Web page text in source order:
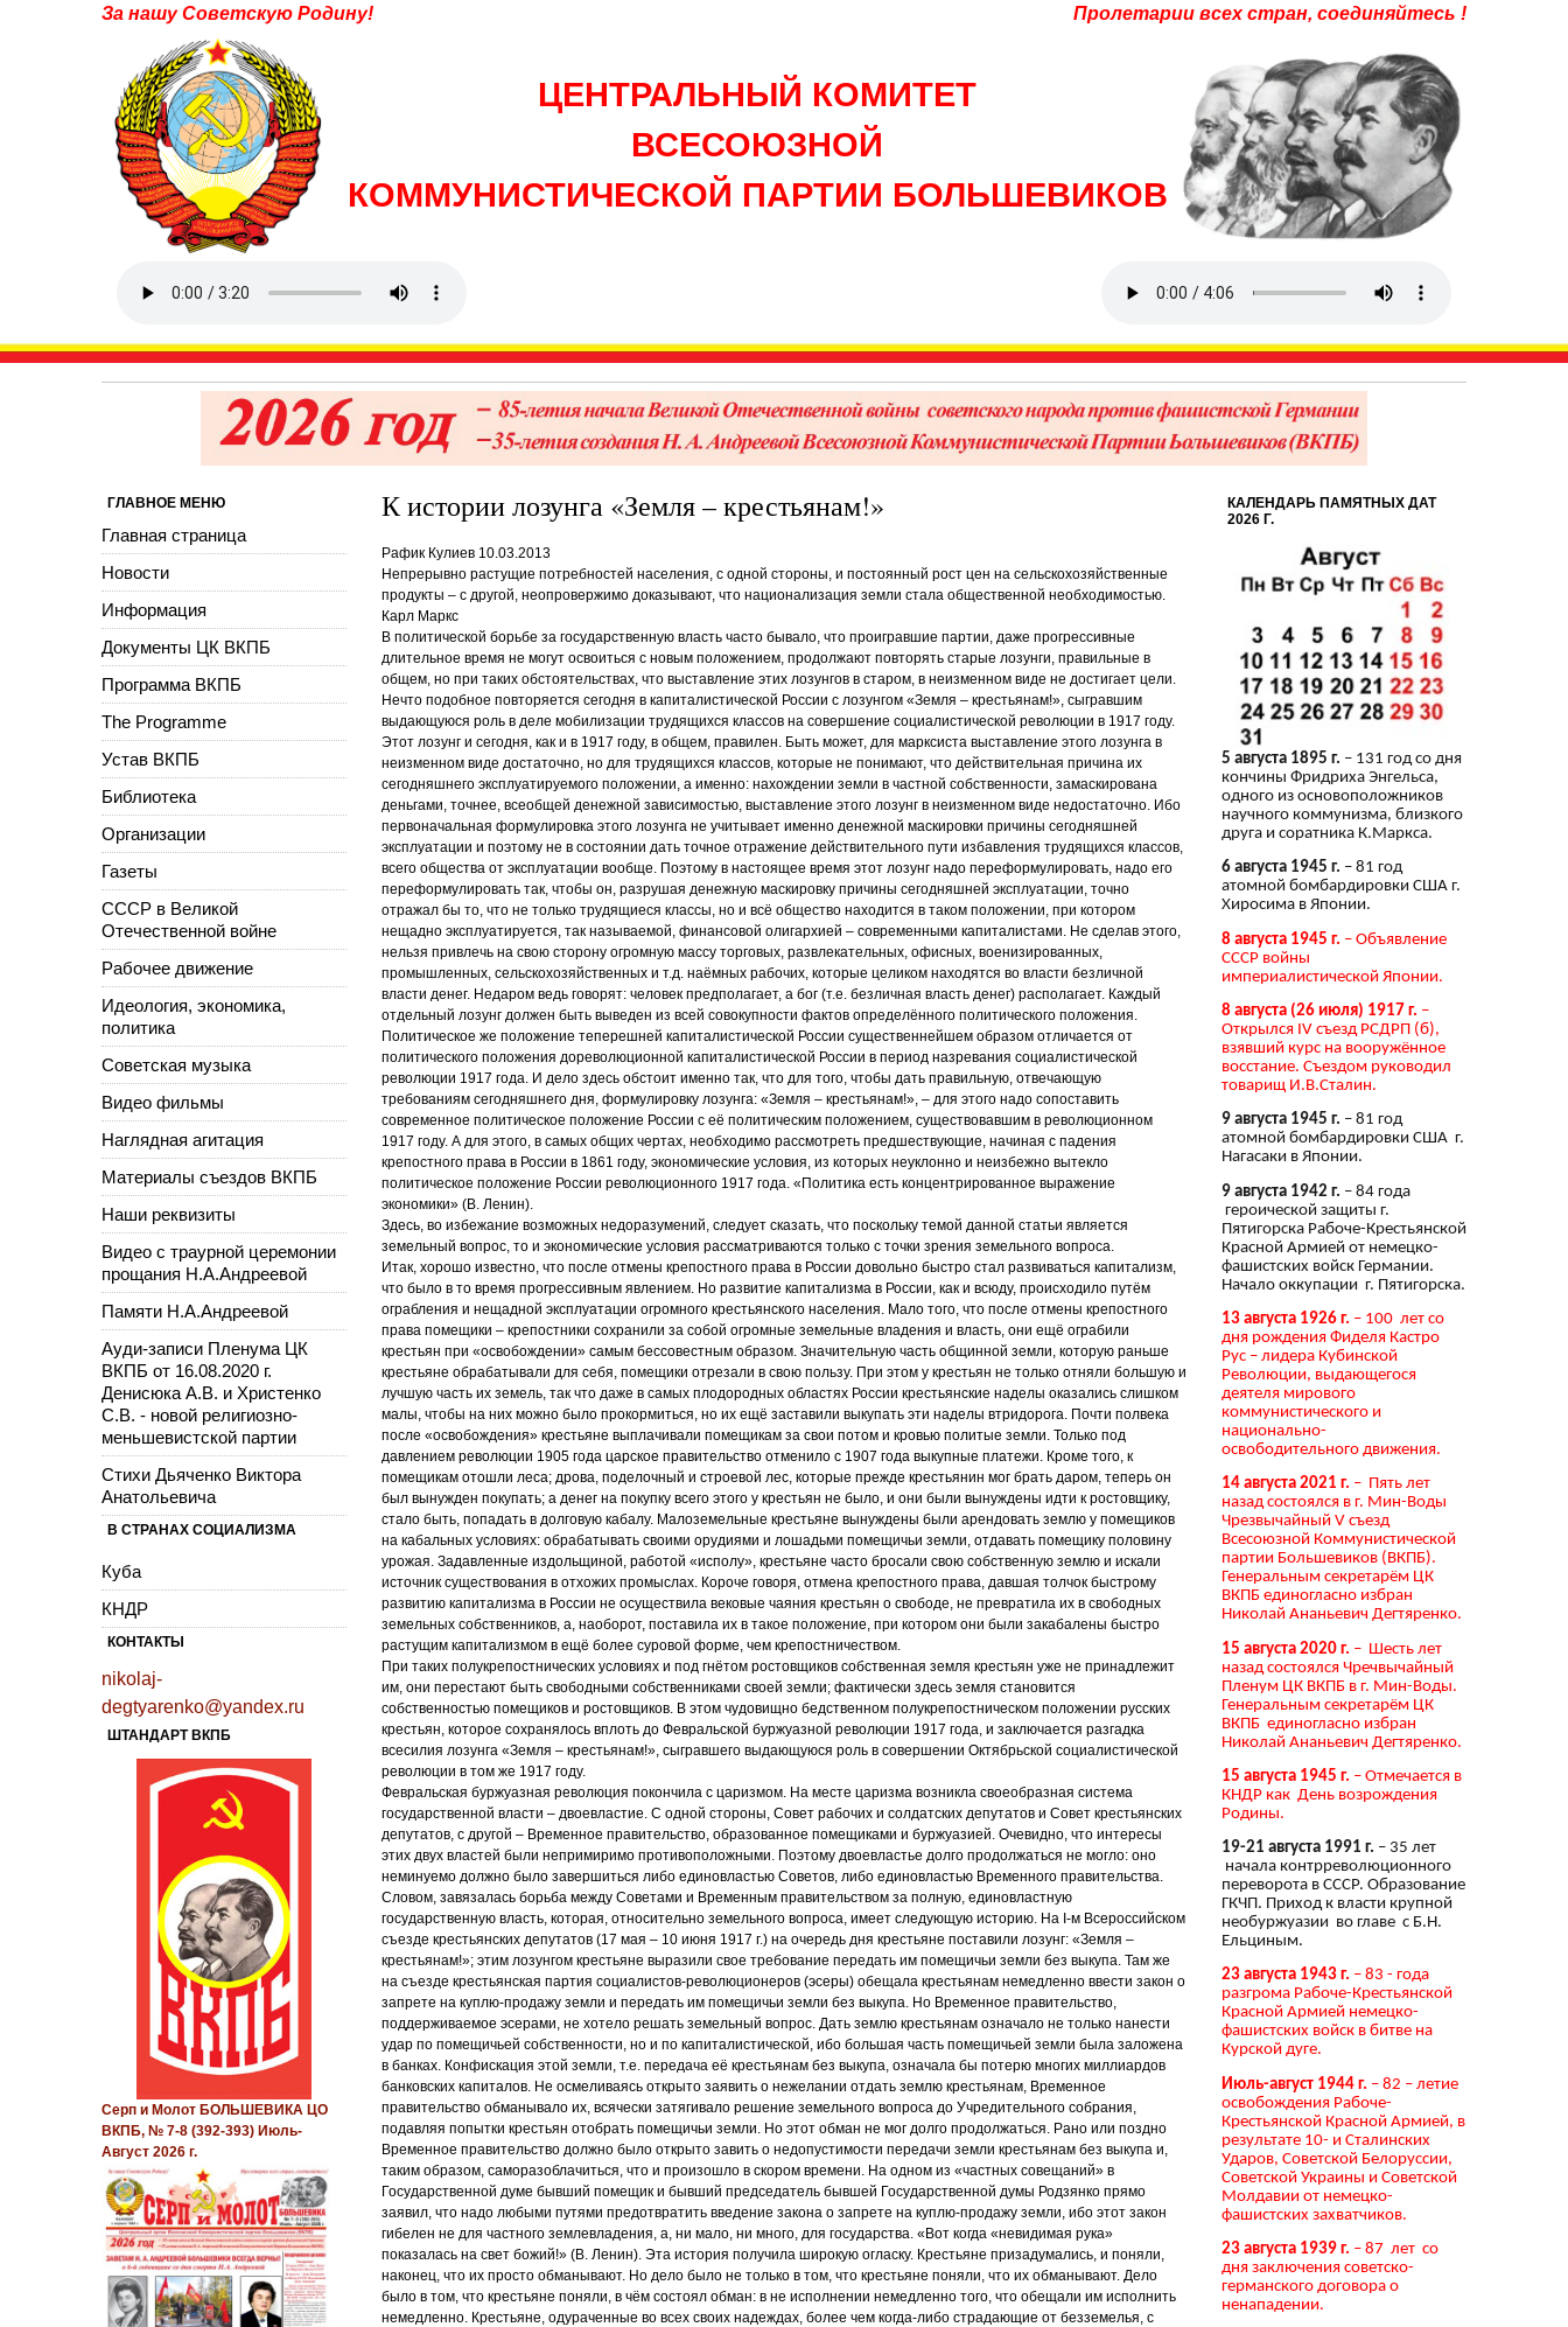
За нашу Советскую Родину! Пролетарии всех стран, соединяйтесь !
ЦЕНТРАЛЬНЫЙ КОМИТЕТ
ВСЕСОЮЗНОЙ
КОММУНИСТИЧЕСКОЙ ПАРТИИ БОЛЬШЕВИКОВ
К истории лозунга «Земля – крестьянам!»
Рафик Кулиев 10.03.2013
Непрерывно растущие потребностей населения, с одной стороны, и постоянный рост цен на сельскохозяйственные
продукты – с другой, неопровержимо доказывают, что национализация земли стала общественной необходимостью.
Карл Маркс
В политической борьбе за государственную власть часто бывало, что проигравшие партии, даже прогрессивные
длительное время не могут освоиться с новым положением, продолжают повторять старые лозунги, правильные в
общем, но при таких обстоятельствах, что выставление этих лозунгов в старом, в неизменном виде не достигает цели.
Нечто подобное повторяется сегодня в капиталистической России с лозунгом «Земля – крестьянам!», сыгравшим
выдающуюся роль в деле мобилизации трудящихся классов на совершение социалистической революции в 1917 году.
Этот лозунг и сегодня, как и в 1917 году, в общем, правилен. Быть может, для марксиста выставление этого лозунга в
неизменном виде достаточно, но для трудящихся классов, которые не понимают, что действительная причина их
сегодняшнего эксплуатируемого положении, а именно: нахождении земли в частной собственности, замаскирована
деньгами, точнее, всеобщей денежной зависимостью, выставление этого лозунг в неизменном виде недостаточно. Ибо
первоначальная формулировка этого лозунга не учитывает именно денежной маскировки причины сегодняшней
эксплуатации и поэтому не в состоянии дать точное отражение действительного пути избавления трудящихся классов,
всего общества от эксплуатации вообще. Поэтому в настоящее время этот лозунг надо переформулировать, надо его
переформулировать так, чтобы он, разрушая денежную маскировку причины сегодняшней эксплуатации, точно
отражал бы то, что не только трудящиеся классы, но и всё общество находится в таком положении, при котором
нещадно эксплуатируется, так называемой, финансовой олигархией – современными капиталистами. Не сделав этого,
нельзя привлечь на свою сторону огромную массу торговых, развлекательных, офисных, военизированных,
промышленных, сельскохозяйственных и т.д. наёмных рабочих, которые целиком находятся во власти безличной
власти денег. Недаром ведь говорят: человек предполагает, а бог (т.е. безличная власть денег) располагает. Каждый
отдельный лозунг должен быть выведен из всей совокупности фактов определённого политического положения.
Политическое же положение теперешней капиталистической России существеннейшем образом отличается от
политического положения дореволюционной капиталистической России в период назревания социалистической
революции 1917 года. И дело здесь обстоит именно так, что для того, чтобы дать правильную, отвечающую
требованиям сегодняшнего дня, формулировку лозунга: «Земля – крестьянам!», – для этого надо сопоставить
современное политическое положение России с её политическим положением, существовавшим в революционном
1917 году. А для этого, в самых общих чертах, необходимо рассмотреть предшествующие, начиная с падения
крепостного права в России в 1861 году, экономические условия, из которых неуклонно и неизбежно вытекло
политическое положение России революционного 1917 года. «Политика есть концентрированное выражение
экономики» (В. Ленин).
Здесь, во избежание возможных недоразумений, следует сказать, что поскольку темой данной статьи является
земельный вопрос, то и экономические условия рассматриваются только с точки зрения земельного вопроса.
Итак, хорошо известно, что после отмены крепостного права в России довольно быстро стал развиваться капитализм,
что было в то время прогрессивным явлением. Но развитие капитализма в России, как и всюду, происходило путём
ограбления и нещадной эксплуатации огромного крестьянского населения. Мало того, что после отмены крепостного
права помещики – крепостники сохранили за собой огромные земельные владения и власть, они ещё ограбили
крестьян при «освобождении» самым бессовестным образом. Значительную часть общинной земли, которую раньше
крестьяне обрабатывали для себя, помещики отрезали в свою пользу. При этом у крестьян не только отняли большую и
лучшую часть их земель, так что даже в самых плодородных областях России крестьянские наделы оказались слишком
малы, чтобы на них можно было прокормиться, но их ещё заставили выкупать эти наделы втридорога. Почти полвека
после «освобождения» крестьяне выплачивали помещикам за свои потом и кровью политые земли. Только под
давлением революции 1905 года царское правительство отменило с 1907 года выкупные платежи. Кроме того, к
помещикам отошли леса; дрова, поделочный и строевой лес, которые прежде крестьянин мог брать даром, теперь он
был вынужден покупать; а денег на покупку всего этого у крестьян не было, и они были вынуждены идти к ростовщику,
стало быть, попадать в долговую кабалу. Малоземельные крестьяне вынуждены были арендовать землю у помещиков
на кабальных условиях: обрабатывать своими орудиями и лошадьми помещичьи земли, отдавать помещику половину
урожая. Задавленные издольщиной, работой «исполу», крестьяне часто бросали свою собственную землю и искали
источник существования в отхожих промыслах. Короче говоря, отмена крепостного права, давшая толчок быстрому
развитию капитализма в России не осуществила вековые чаяния крестьян о свободе, не превратила их в свободных
земельных собственников, а, наоборот, поставила их в такое положение, при котором они были закабалены быстро
растущим капитализмом в ещё более суровой форме, чем крепостничеством.
При таких полукрепостнических условиях и под гнётом ростовщиков собственная земля крестьян уже не принадлежит
им, они перестают быть свободными собственниками своей земли; фактически здесь земля становится
собственностью помещиков и ростовщиков. В этом чудовищно бедственном полукрепостническом положении русских
крестьян, которое сохранялось вплоть до Февральской буржуазной революции 1917 года, и заключается разгадка
всесилия лозунга «Земля – крестьянам!», сыгравшего выдающуюся роль в совершении Октябрьской социалистической
революции в том же 1917 году.
Февральская буржуазная революция покончила с царизмом. На месте царизма возникла своеобразная система
государственной власти – двоевластие. С одной стороны, Совет рабочих и солдатских депутатов и Совет крестьянских
депутатов, с другой – Временное правительство, образованное помещиками и буржуазией. Очевидно, что интересы
этих двух властей были непримиримо противоположными. Поэтому двоевластье долго продолжаться не могло: оно
неминуемо должно было завершиться либо единовластью Советов, либо единовластью Временного правительства.
Словом, завязалась борьба между Советами и Временным правительством за полную, единовластную
государственную власть, которая, относительно земельного вопроса, имеет следующую историю. На I-м Всероссийском
съезде крестьянских депутатов (17 мая – 10 июня 1917 г.) на очередь дня крестьяне поставили лозунг: «Земля –
крестьянам!»; этим лозунгом крестьяне выразили свое требование передать им помещичьи земли без выкупа. Там же
на съезде крестьянская партия социалистов-революционеров (эсеры) обещала крестьянам немедленно ввести закон о
запрете на куплю-продажу земли и передать им помещичьи земли без выкупа. Но Временное правительство,
поддерживаемое эсерами, не хотело решать земельный вопрос. Дать землю крестьянам означало не только нанести
удар по помещичьей собственности, но и по капиталистической, ибо большая часть помещичьей земли была заложена
в банках. Конфискация этой земли, т.е. передача её крестьянам без выкупа, означала бы потерю многих миллиардов
банковских капиталов. Не осмеливаясь открыто заявить о нежелании отдать землю крестьянам, Временное
правительство обманывало их, всячески затягивало решение земельного вопроса до Учредительного собрания,
подавляя попытки крестьян отобрать помещичьи земли. Но этот обман не мог долго продолжаться. Рано или поздно
Временное правительство должно было открыто завить о недопустимости передачи земли крестьянам без выкупа и,
таким образом, саморазоблачиться, что и произошло в скором времени. На одном из «частных совещаний» в
Государственной думе бывший помещик и бывший председатель бывшей Государственной думы Родзянко прямо
заявил, что надо любыми путями предотвратить введение закона о запрете на куплю-продажу земли, ибо этот закон
гибелен не для частного землевладения, а, ни мало, ни много, для государства. «Вот когда «невидимая рука»
показалась на свет божий!» (В. Ленин). Эта история получила широкую огласку. Крестьяне призадумались, и поняли,
наконец, что их просто обманывают. Но дело было не только в том, что крестьяне поняли, что их обманывают. Дело
было в том, что крестьяне поняли, в чём состоял обман: в не исполнении немедленно того, что обещали им исполнить
немедленно. Крестьяне, одураченные во всех своих надеждах, более чем когда-либо страдающие от безземелья, с
ГЛАВНОЕ МЕНЮ
Главная страница
Новости
Информация
Документы ЦК ВКПБ
Программа ВКПБ
The Programme
Устав ВКПБ
Библиотека
Организации
Газеты
СССР в Великой
Отечественной войне
Рабочее движение
Идеология, экономика,
политика
Советская музыка
Видео фильмы
Наглядная агитация
Материалы съездов ВКПБ
Наши реквизиты
Видео с траурной церемонии
прощания Н.А.Андреевой
Памяти Н.А.Андреевой
Ауди-записи Пленума ЦК
ВКПБ от 16.08.2020 г.
Денисюка А.В. и Христенко
С.В. - новой религиозно-
меньшевистской партии
Стихи Дьяченко Виктора
Анатольевича
В СТРАНАХ СОЦИАЛИЗМА
Куба
КНДР
КОНТАКТЫ
nikolaj-
degtyarenko@yandex.ru
ШТАНДАРТ ВКПБ
Серп и Молот БОЛЬШЕВИКА ЦО
ВКПБ, № 7-8 (392-393) Июль-
Август 2026 г.
КАЛЕНДАРЬ ПАМЯТНЫХ ДАТ
2026 Г.
5 августа 1895 г. – 131 год со дня
кончины Фридриха Энгельса,
одного из основоположников
научного коммунизма, близкого
друга и соратника К.Маркса.
6 августа 1945 г. – 81 год
атомной бомбардировки США г.
Хиросима в Японии.
8 августа 1945 г. – Объявление
СССР войны
империалистической Японии.
8 августа (26 июля) 1917 г. –
Открылся IV съезд РСДРП (б),
взявший курс на вооружённое
восстание. Съездом руководил
товарищ И.В.Сталин.
9 августа 1945 г. – 81 год
атомной бомбардировки США г.
Нагасаки в Японии.
9 августа 1942 г. – 84 года
героической защиты г.
Пятигорска Рабоче-Крестьянской
Красной Армией от немецко-
фашистских войск Германии.
Начало оккупации г. Пятигорска.
13 августа 1926 г. – 100 лет со
дня рождения Фиделя Кастро
Рус – лидера Кубинской
Революции, выдающегося
деятеля мирового
коммунистического и
национально-
освободительного движения.
14 августа 2021 г. – Пять лет
назад состоялся в г. Мин-Воды
Чрезвычайный V съезд
Всесоюзной Коммунистической
партии Большевиков (ВКПБ).
Генеральным секретарём ЦК
ВКПБ единогласно избран
Николай Ананьевич Дегтяренко.
15 августа 2020 г. – Шесть лет
назад состоялся Чречвычайный
Пленум ЦК ВКПБ в г. Мин-Воды.
Генеральным секретарём ЦК
ВКПБ единогласно избран
Николай Ананьевич Дегтяренко.
15 августа 1945 г. – Отмечается в
КНДР как День возрождения
Родины.
19-21 августа 1991 г. – 35 лет
начала контрреволюционного
переворота в СССР. Образование
ГКЧП. Приход к власти крупной
необуржуазии во главе с Б.Н.
Ельциным.
23 августа 1943 г. – 83 - года
разгрома Рабоче-Крестьянской
Красной Армией немецко-
фашистских войск в битве на
Курской дуге.
Июль-август 1944 г. – 82 – летие
освобождения Рабоче-
Крестьянской Красной Армией, в
результате 10- и Сталинских
Ударов, Советской Белоруссии,
Советской Украины и Советской
Молдавии от немецко-
фашистских захватчиков.
23 августа 1939 г. – 87 лет со
дня заключения советско-
германского договора о
ненападении.